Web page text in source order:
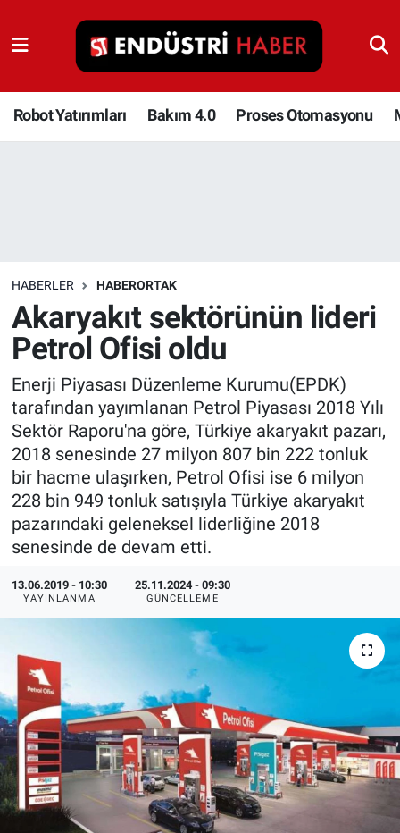
Robot Yatırımları Bakım 4.0 Proses Otomasyonu
HABERLER HABERORTAK
Akaryakıt sektörünün lideri
Petrol Ofisi oldu
Enerji Piyasası Düzenleme Kurumu(EPDK)
tarafından yayımlanan Petrol Piyasası 2018 Yılı
Sektör Raporu'na göre, Türkiye akaryakıt pazarı,
2018 senesinde 27 milyon 807 bin 222 tonluk
bir hacme ulaşırken, Petrol Ofisi ise 6 milyon
228 bin 949 tonluk satışıyla Türkiye akaryakıt
pazarındaki geleneksel liderliğine 2018
senesinde de devam etti.
13.06.2019 - 10:30
YAYINLANMA
25.11.2024 - 09:30
GÜNCELLEME
Robot Yatırımları
Bakım 4.0
İnşaat ve Malzeme
HaberOrtak
EndüstriST
Enerjisini Üreten Fabrikalar
Endüstri 4.0 Uygulamaları